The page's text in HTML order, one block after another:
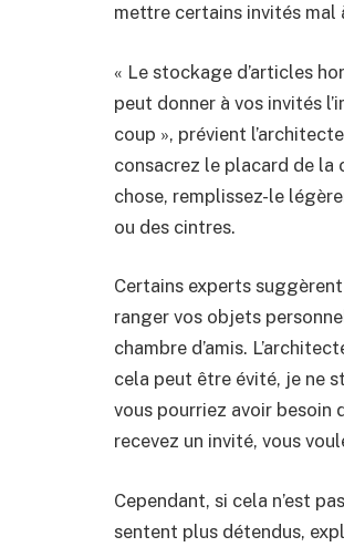
mettre certains invités mal
« Le stockage d’articles
peut donner à vos invités
coup », prévient
consacrez le placard de la
chose, remplissez-le
ou des cintres.
Certains experts
ranger vos objets
chambre d’amis.
cela peut être évité, je ne
vous pourriez avoir besoin
recevez un invité, vous
Cependant, si cela n’est
sentent plus détendus,